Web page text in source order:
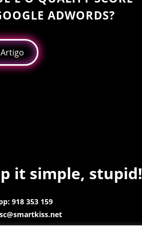
ADWORDS?
it simple, stupid!
918 353 159